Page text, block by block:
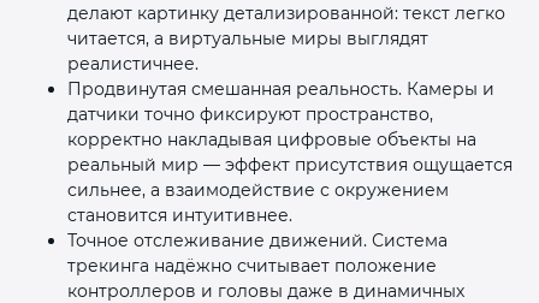
делают картинку детализированной: текст легко
читается, а виртуальные миры выглядят
реалистичнее.
Продвинутая смешанная реальность. Камеры и
датчики точно фиксируют пространство,
корректно накладывая цифровые объекты на
реальный мир — эффект присутствия ощущается
сильнее, а взаимодействие с окружением
становится интуитивнее.
Точное отслеживание движений. Система
трекинга надёжно считывает положение
контроллеров и головы даже в динамичных
раз в 2 недели